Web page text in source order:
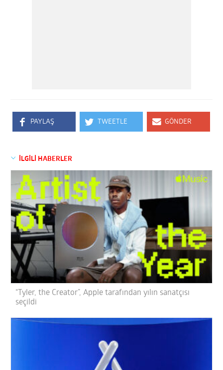
PAYLAŞ TWEETLE GÖNDER
İLGİLİ HABERLER
“Tyler, the Creator”, Apple tarafından yılın sanatçısı
seçildi